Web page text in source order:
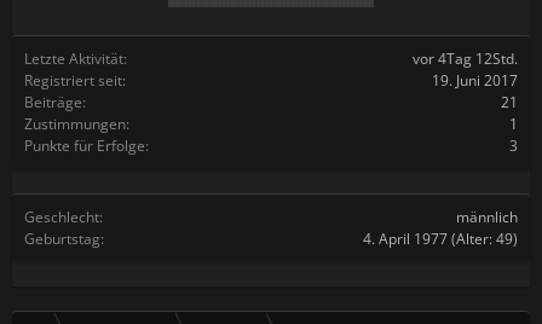
Letzte Aktivität:
vor 4Tag 12Std.
Registriert seit:
19. Juni 2017
Beiträge:
21
Zustimmungen:
1
Punkte für Erfolge:
3
Geschlecht:
männlich
Geburtstag:
4. April 1977(Alter: 49)